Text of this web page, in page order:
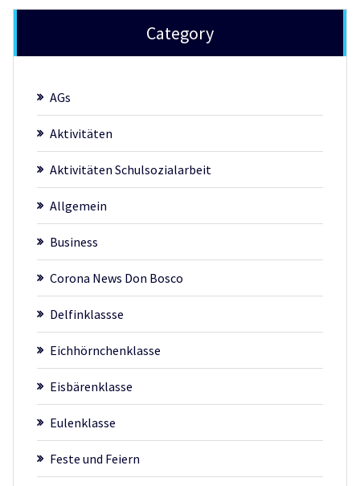
Category
AGs
Aktivitäten
Aktivitäten Schulsozialarbeit
Allgemein
Business
Corona News Don Bosco
Delfinklassse
Eichhörnchenklasse
Eisbärenklasse
Eulenklasse
Feste und Feiern